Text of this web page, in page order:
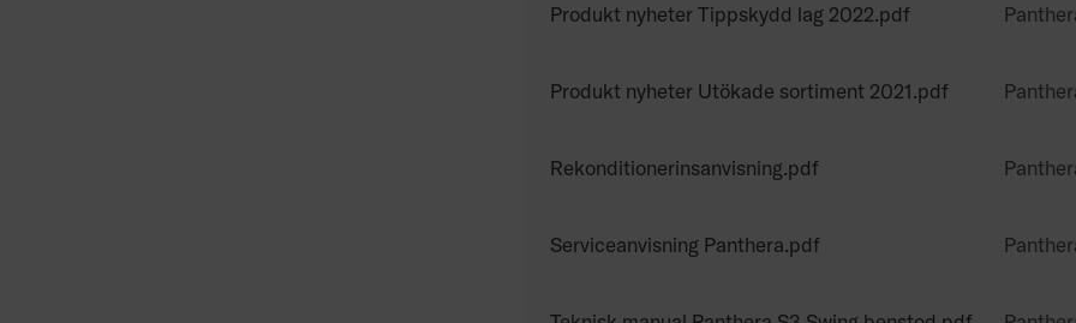
Produkt nyheter Tippskydd lag 2022.pdf
Produkt nyheter Utökade sortiment 2021.pdf
Rekonditionerinsanvisning.pdf
Serviceanvisning Panthera.pdf